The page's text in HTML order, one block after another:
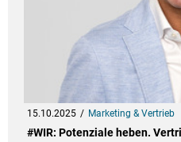
15.10.2025 Marketing & Vertrieb
#WIR: Potenziale heben.